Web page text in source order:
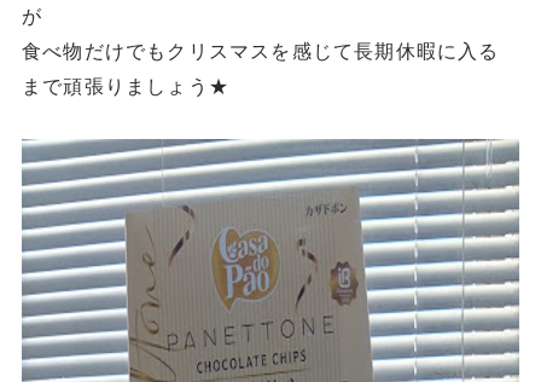
が
食べ物だけでもクリスマスを感じて長期休暇に入る
まで頑張りましょう★